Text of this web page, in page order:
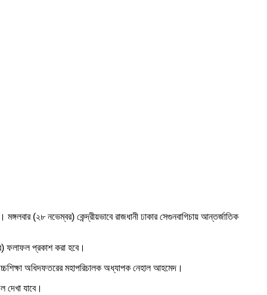
মঙ্গলবার (২৮ নভেম্বর) কেন্দ্রীয়ভাবে রাজধানী ঢাকার সেগুনবাগিচায় আন্তর্জাতিক
ফলাফল প্রকাশ করা হবে।
অধিদফতরের মহাপরিচালক অধ্যাপক নেহাল আহমেদ।
যাবে।